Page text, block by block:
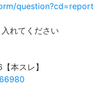
question?cd=report
れてください
本スレ】